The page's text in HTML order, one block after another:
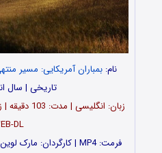
نام: بمباران آمریکایی: مسیر منتهی به 19
تاریخی | سال
زبان:
DL
فرمت: MP4 | کارگردان: مارک لوین | محصول آمریکا | امتیاز: 6.8